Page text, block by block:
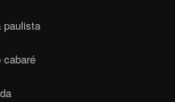
paulista
cabaré